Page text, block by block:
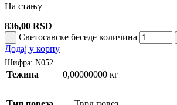
На стању
836,00 RSD
- Светосавске беседе количина
Додај у корпу
Шифра: N052
Тежина 0,00000000 кг